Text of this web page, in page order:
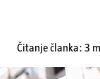
Čitanje članka: 3